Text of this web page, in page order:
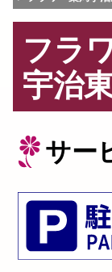
フラ
宇治
サー